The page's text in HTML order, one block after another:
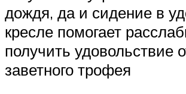
дождя, да и сидение в
кресле помогает
получить удовольствие
заветного трофея